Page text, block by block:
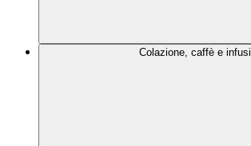
Colazione, caffè e infusi